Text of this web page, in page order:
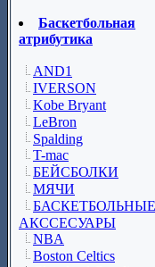
Баскетбольная
атрибутика
AND1
IVERSON
Kobe Bryant
LeBron
Spalding
T-mac
БЕЙСБОЛКИ
МЯЧИ
БАСКЕТБОЛЬНЫЕ
АКССЕСУАРЫ
NBA
Boston Celtics